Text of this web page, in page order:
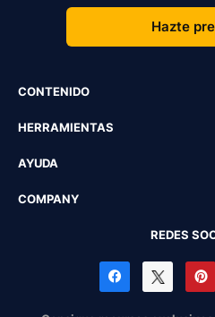
Hazte
CONTENIDO
HERRAMIENTAS
AYUDA
COMPANY
REDES